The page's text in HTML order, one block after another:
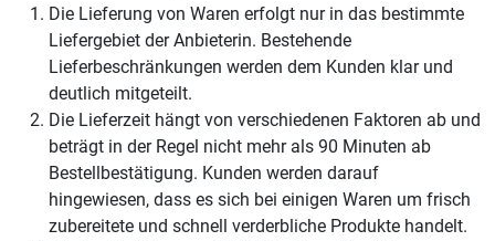
Die Lieferung von Waren erfolgt nur in das bestimmte
Liefergebiet der Anbieterin. Bestehende
Lieferbeschränkungen werden dem Kunden klar und
deutlich mitgeteilt.
Die Lieferzeit hängt von verschiedenen Faktoren ab und
beträgt in der Regel nicht mehr als 90 Minuten ab
Bestellbestätigung. Kunden werden darauf
hingewiesen, dass es sich bei einigen Waren um frisch
zubereitete und schnell verderbliche Produkte handelt.